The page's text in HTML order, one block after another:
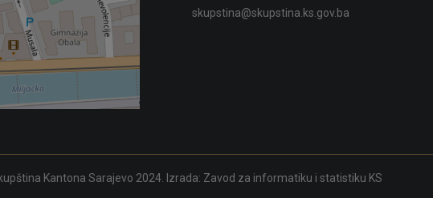
skupstina@skupstina.ks.gov.ba
Kantona Sarajevo 2024. Izrada: Zavod za informatiku i statistiku KS